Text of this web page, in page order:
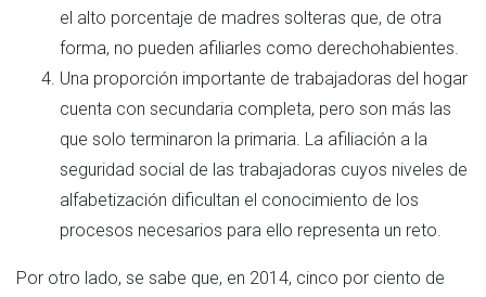
el alto porcentaje de madres solteras que, de otra
forma, no pueden afiliarles como derechohabientes.
Una proporción importante de trabajadoras del hogar
cuenta con secundaria completa, pero son más las
que solo terminaron la primaria. La afiliación a la
seguridad social de las trabajadoras cuyos niveles de
alfabetización dificultan el conocimiento de los
procesos necesarios para ello representa un reto.
Por otro lado, se sabe que, en 2014, cinco por ciento de